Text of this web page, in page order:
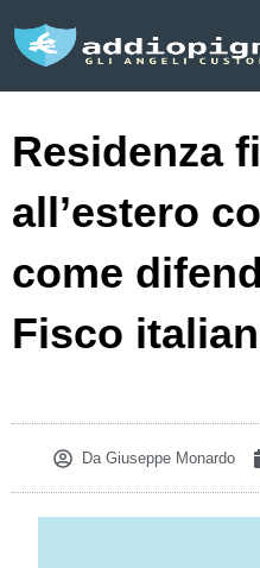
Residenza
all’estero
come
Fisco
DaGiuseppe Monardo